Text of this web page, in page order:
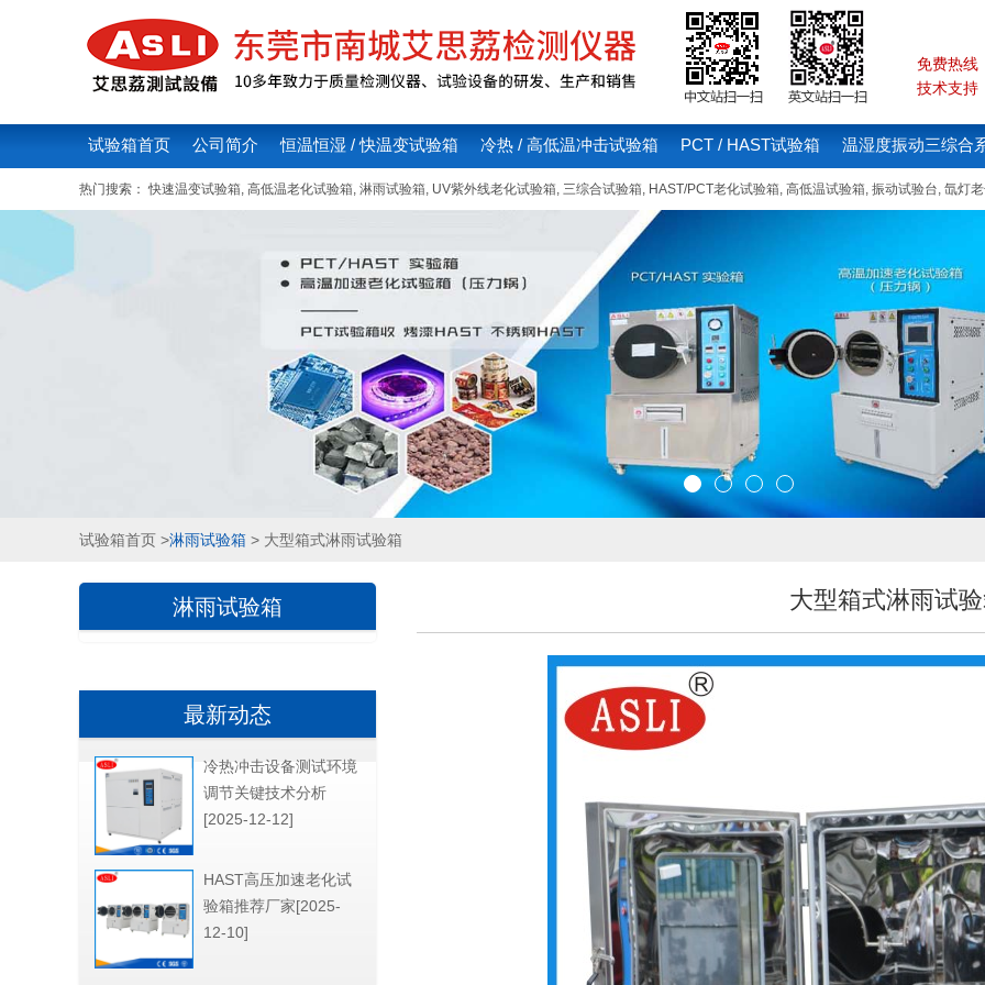
免费热线
技术支持
试验箱首页 公司简介 恒温恒湿 / 快温变试验箱 冷热 / 高低温冲击试验箱 PCT / HAST试验箱 温湿度振动三综合
热门搜索：快速温变试验箱, 高低温老化试验箱, 淋雨试验箱, UV紫外线老化试验箱, 三综合试验箱, HAST/PCT老化试验箱, 高低温试验箱, 振动试验台, 氙灯
试验箱首页 >淋雨试验箱 > 大型箱式淋雨试验箱
大型箱式淋雨试
淋雨试验箱
最新动态
冷热冲击设备测试环境
调节关键技术分析
[2025-12-12]
HAST高压加速老化试
验箱推荐厂家[2025-
12-10]